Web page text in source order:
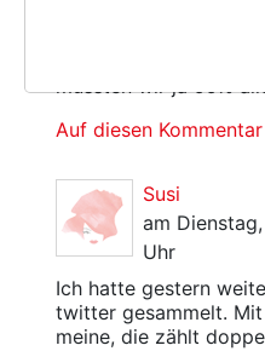
Das steht dir
allem zum schlichten
müssten wir ja 99%
Auf diesen
Susi
am
Uhr
Ich hatte gestern
twitter gesammelt.
meine, die zählt